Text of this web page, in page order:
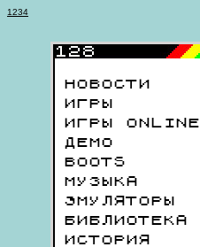
1234
НОВОСТИ
ИГРЫ
ИГРЫ ONLINE
ДЕМО
BOOTS
МУЗЫКА
ЭМУЛЯТОРЫ
БИБЛИОТЕКА
ИСТОРИЯ